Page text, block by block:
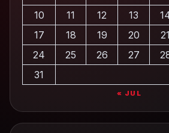
10
11 12 13
17
18 19 20 21
24
25 26 27
31
« JUL